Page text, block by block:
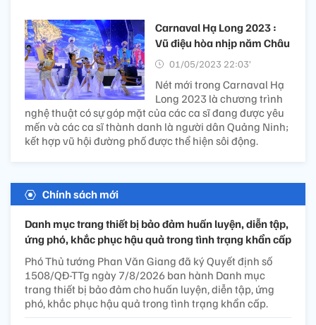
Carnaval Hạ Long 2023 :
Vũ điệu hòa nhịp năm Châu
01/05/2023 22:03’
Nét mới trong Carnaval Hạ
Long 2023 là chương trình
nghệ thuật có sự góp mặt của các ca sĩ đang được yêu
mến và các ca sĩ thành danh là người dân Quảng Ninh;
kết hợp vũ hội đường phố được thể hiện sôi động.
Chính sách mới
Danh mục trang thiết bị bảo đảm huấn luyện, diễn tập,
ứng phó, khắc phục hậu quả trong tình trạng khẩn cấp
Phó Thủ tướng Phan Văn Giang đã ký Quyết định số
1508/QĐ-TTg ngày 7/8/2026 ban hành Danh mục
trang thiết bị bảo đảm cho huấn luyện, diễn tập, ứng
phó, khắc phục hậu quả trong tình trạng khẩn cấp.